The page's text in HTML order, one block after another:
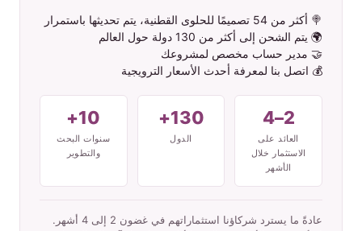
Russian
🍭 أكثر من 54 تصميمًا للحلوى القطنية، يتم تحديثها باستمرار
🌍 يتم الشحن إلى أكثر من 130 دولة حول العالم
🤝 مدير حساب مخصص لمشروعك
💰 اتصل بنا لمعرفة أحدث الأسعار الترويجية
2–4
العائد على
الاستثمار خلال
الأشهر
130+
الدول
10+
سنوات البحث
والتطوير
عادةً ما يسترد شركاؤنا استثماراتهم في غضون 2 إلى 4 أشهر.